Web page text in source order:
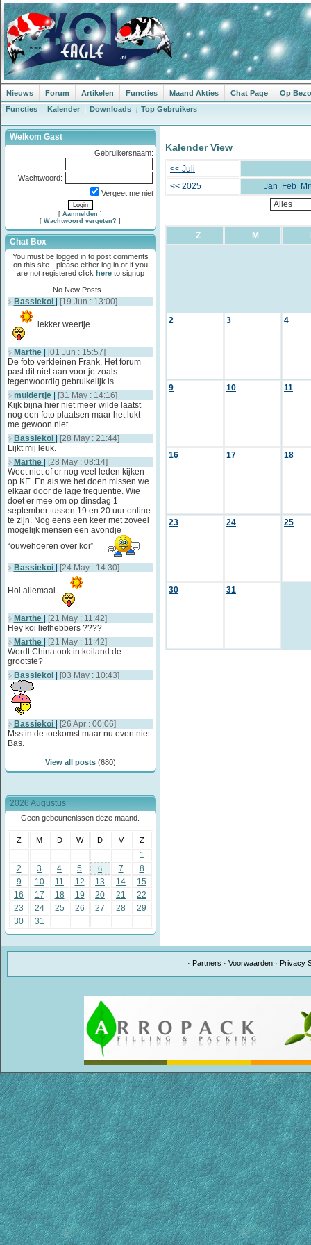
Nieuws Forum Artikelen Functies Maand Akties Chat Page
Op
Functies
Kalender Downloads Top Gebruikers
Welkom Gast
Gebruikersnaam:
Wachtwoord:
Vergeet me niet
[ Aanmelden ]
[ Wachtwoord vergeten? ]
Chat Box
You must be logged in to post comments
on this site - please either log in or if you
are not registered click hereto signup
No New Posts...
Bassiekoi [19 Jun : 13:00]
lekker weertje
Marthe
[01 Jun : 15:57]
De foto verkleinen Frank. Het forum
past dit niet aan voor je zoals
tegenwoordig gebruikelijk is
muldertje
[31 May : 14:16]
Kijk bijna hier niet meer wilde laatst
nog een foto plaatsen maar het lukt
me gewoon niet
Bassiekoi
[28 May : 21:44]
Lijkt mij leuk.
Marthe
[28 May : 08:14]
Weet niet of er nog veel leden kijken
op KE. En als we het doen missen we
elkaar door de lage frequentie. Wie
doet er mee om op dinsdag 1
september tussen 19 en 20 uur online
te zijn. Nog eens een keer met zoveel
mogelijk mensen een avondje
“ouwehoeren over koi”
Bassiekoi [24 May : 14:30]
Hoi allemaal
Marthe
[21 May : 11:42]
Hey koi liefhebbers ????
Marthe
[21 May : 11:42]
Wordt China ook in koiland de
grootste?
Bassiekoi
[03 May : 10:43]
Bassiekoi
[26 Apr : 00:06]
Mss in de toekomst maar nu even niet
Bas.
View all posts(680)
2026 Augustus
Geen gebeurtenissen deze maand.
Z M D W D V Z
1
2
3 4 5 6 7
8
9
10 11 12 13 14
15
16
17 18 19 20 21
22
23
24 25 26 27 28
29
30
31
Kalender View
<< Juli
<< 2025
Jan Feb
Z M
2 3 4
9 10 11
16 17 18
23 24 25
30 31
· Partners ·Voorwaarden · Privacy